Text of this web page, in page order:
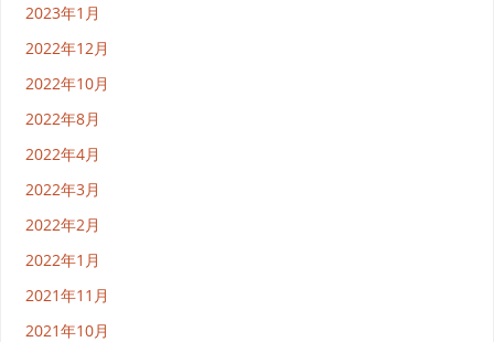
2023年1月
2022年12月
2022年10月
2022年8月
2022年4月
2022年3月
2022年2月
2022年1月
2021年11月
2021年10月